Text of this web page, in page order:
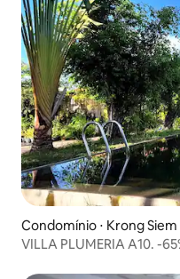
Condomínio ⋅ Krong Siem
VILLA PLUMERIA A10. -